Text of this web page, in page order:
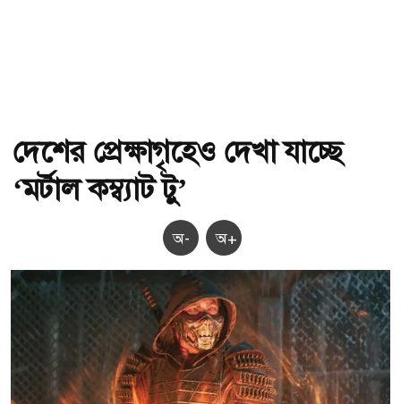
দেশের প্রেক্ষাগৃহেও দেখা যাচ্ছে
‘মর্টাল কম্ব্যাট টু’
অ- অ+